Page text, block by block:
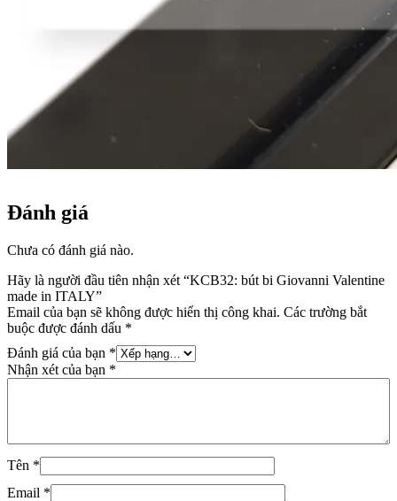
Đánh giá
Chưa có đánh giá nào.
Hãy là người đầu tiên nhận xét “KCB32: bút bi Giovanni Valentine
made in ITALY”
Email của bạn sẽ không được hiển thị công khai. Các trường bắt
buộc được đánh dấu *
Đánh giá của bạn *
Nhận xét của bạn *
Tên *
Email *